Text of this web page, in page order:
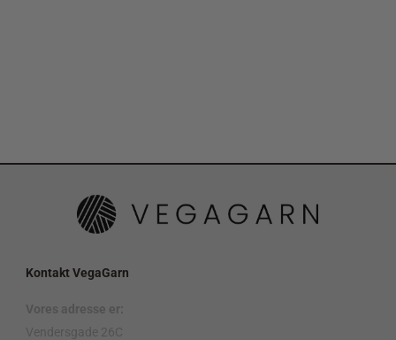
Kontakt VegaGarn
Vores adresse er:
Vendersgade 26C